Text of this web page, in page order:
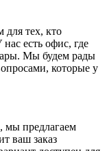
для тех, кто
есть офис, где
Мы будем рады
которые у
мы предлагаем
ваш заказ